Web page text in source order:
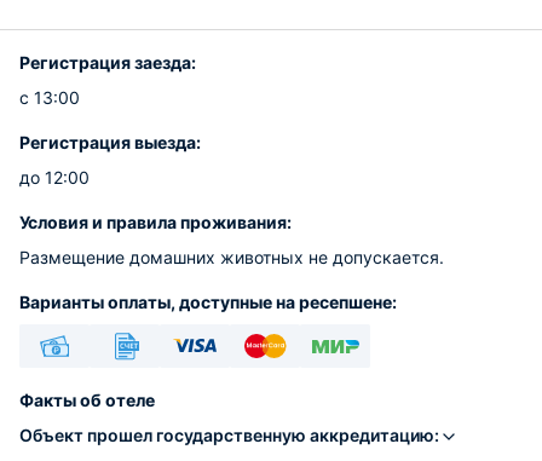
Регистрация заезда:
с 13:00
Регистрация выезда:
до 12:00
Условия и правила проживания:
Размещение домашних животных не допускается.
Варианты оплаты, доступные на ресепшене:
Факты об отеле
Объект прошел государственную аккредитацию: